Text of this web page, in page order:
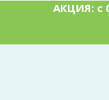
АКЦИЯ: с